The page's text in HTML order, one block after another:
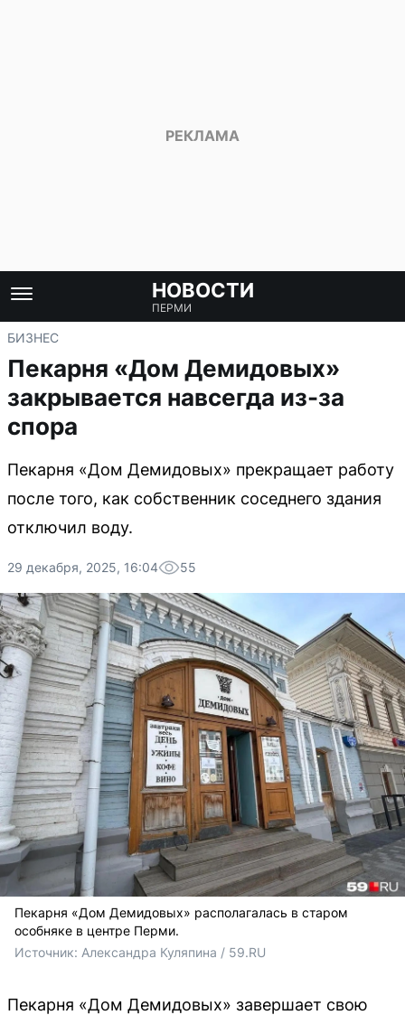
НОВОСТИ
ПЕРМИ
БИЗНЕС
Пекарня «Дом Демидовых»
закрывается навсегда из-за
спора
Пекарня «Дом Демидовых» прекращает работу
после того, как собственник соседнего здания
отключил воду.
29 декабря, 2025, 16:04 55
Пекарня «Дом Демидовых» располагалась в старом
особняке в центре Перми.
Источник: Александра Куляпина / 59.RU
Пекарня «Дом Демидовых» завершает свою